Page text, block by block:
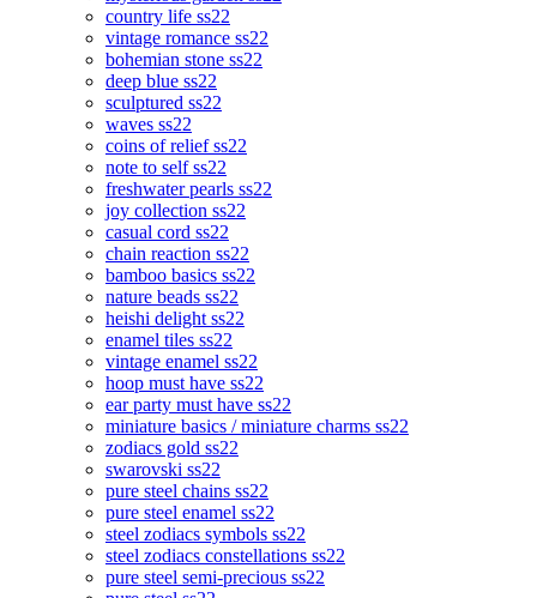
country life ss22
vintage romance ss22
bohemian stone ss22
deep blue ss22
sculptured ss22
waves ss22
coins of relief ss22
note to self ss22
freshwater pearls ss22
joy collection ss22
casual cord ss22
chain reaction ss22
bamboo basics ss22
nature beads ss22
heishi delight ss22
enamel tiles ss22
vintage enamel ss22
hoop must have ss22
ear party must have ss22
miniature basics / miniature charms ss22
zodiacs gold ss22
swarovski ss22
pure steel chains ss22
pure steel enamel ss22
steel zodiacs symbols ss22
steel zodiacs constellations ss22
pure steel semi-precious ss22